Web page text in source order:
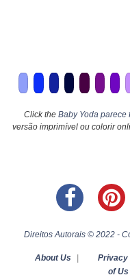
Click the Baby Yoda parece
versão imprimível ou colorir
Direitos Autorais © 2022 -
About Us Privacy
of Us